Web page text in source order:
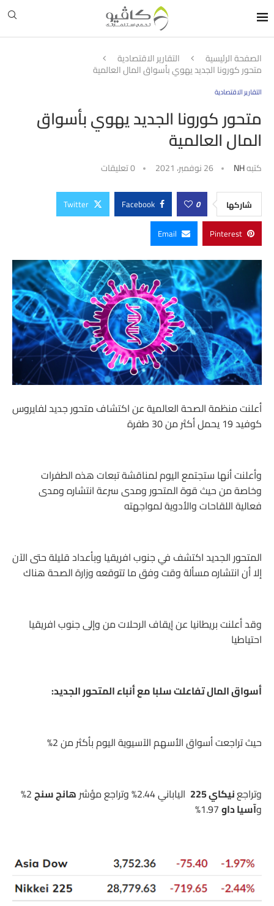
الصفحة الرئيسية التقارير الاقتصادية
متحور كورونا الجديد يهوي بأسواق المال العالمية
التقارير الاقتصادية
متحور كورونا الجديد يهوي بأسواق
المال العالمية
كتبهNH 26 نوفمبر، 2021 0 تعليقات
شاركها 0
Facebook
Twitter
Pinterest
Email
أعلنت منظمة الصحة العالمية عن اكتشاف متحور جديد لفايروس
كوفيد 19 يحمل أكثر من 30 طفرة
وأعلنت أنها ستجتمع اليوم لمناقشة تبعات هذه الطفرات
وخاصة من حيث قوة المتحور ومدى سرعة انتشاره ومدى
فعالية اللقاحات والأدوية لمواجهته
المتحور الجديد اكتشف في جنوب افريقيا وبأعداد قليلة حتى الآن
إلا أن انتشاره مسألة وقت وفق ما تتوقعه وزارة الصحة هناك
وقد أعلنت بريطانيا عن إيقاف الرحلات من وإلى جنوب افريقيا
احتياطيا
أسواق المال تفاعلت سلبا مع أنباء المتحور الجديد:
حيث تراجعت أسواق الأسهم الآسيوية اليوم بأكثر من 2%
وتراجعنيكاي 225 الياباني 2.44% وتراجع مؤشر هانج سنج 2%
وآسيا داو